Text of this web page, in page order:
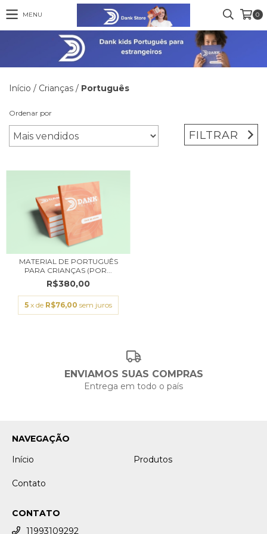
MENU 0
Início / Crianças / Português
Ordenar por
FILTRAR
MATERIAL DE PORTUGUÊS
PARA CRIANÇAS (POR...
R$380,00
5 x de R$76,00 sem juros
ENVIAMOS SUAS COMPRAS
Entrega em todo o país
NAVEGAÇÃO
Início
Produtos
Contato
CONTATO
11993109292